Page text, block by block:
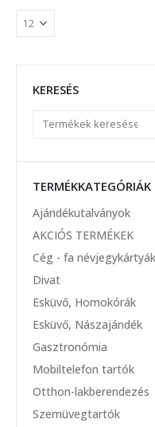
KERESÉS
TERMÉKKATEGÓRIÁK
Ajándékutalványok
AKCIÓS TERMÉKEK
Cég - fa névjegykártyák
Divat
Esküvő, Homokórák
Esküvő, Nászajándék
Gasztronómia
Mobiltelefon tartók
Otthon-lakberendezés
Szemüvegtartók